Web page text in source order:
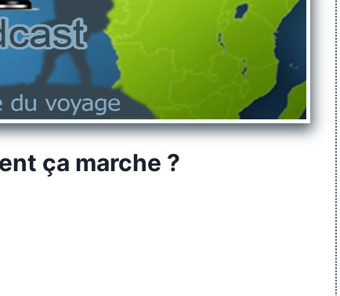
ça marche ?